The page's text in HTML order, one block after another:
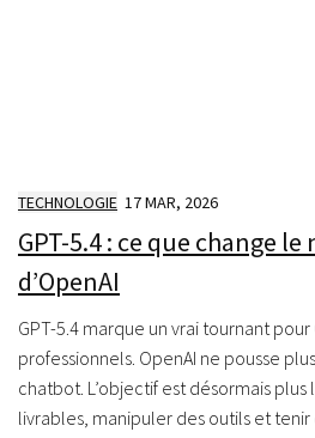
TECHNOLOGIE 17 MAR, 2026
GPT-5.4 : ce que change
d’OpenAI
GPT-5.4 marque un vrai tournant
professionnels. OpenAI ne pousse
chatbot. L’objectif est désormais
livrables, manipuler des outils et tenir